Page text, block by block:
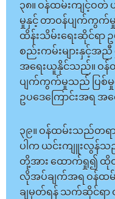
၃၈။ ဝန်ထမ်းကျင့်ဝတ်
မှုနှင့် တာဝန်ပျက်ကွ
ထိန်းသိမ်းရေးဆိုင်ရာ ဥ
စည်းကမ်းများနှင့်အ
အရေးယူနိုင်သည်။ ဝ
ပျက်ကွက်မှုသည် ပြစ်မှု
ဥပဒေကြောင်းအရ အ
၃၉။ ဝန်ထမ်းသည်တရာ
ပါက ယင်းကျူးလွန်သ
တို့အား ထောက်ရှု၍ ထို
လိုအပ်ချက်အရ ဝန်ထမ်
ချမှတ်ရန် သက်ဆိုင်ရာ